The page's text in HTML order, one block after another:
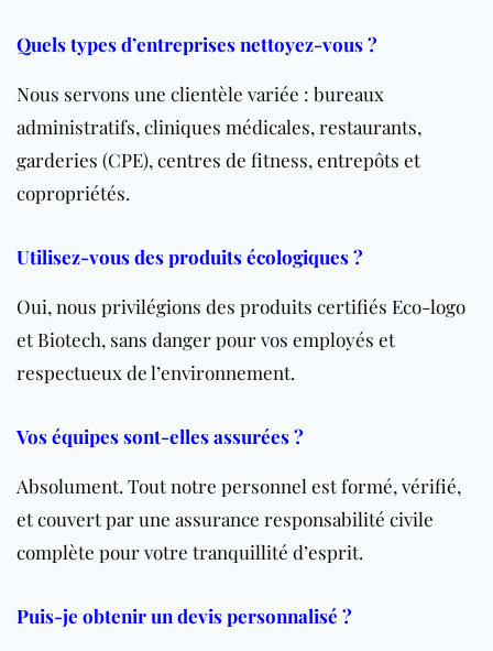
Quels types d’entreprises nettoyez-vous ?
Nous servons une clientèle variée : bureaux
administratifs, cliniques médicales, restaurants,
garderies (CPE), centres de fitness, entrepôts et
copropriétés.
Utilisez-vous des produits écologiques ?
Oui, nous privilégions des produits certifiés Eco-logo
et Biotech, sans danger pour vos employés et
respectueux de l’environnement.
Vos équipes sont-elles assurées ?
Absolument. Tout notre personnel est formé, vérifié,
et couvert par une assurance responsabilité civile
complète pour votre tranquillité d’esprit.
Puis-je obtenir un devis personnalisé ?